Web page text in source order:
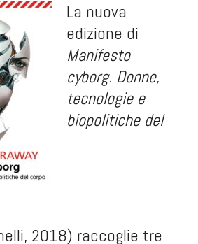
La nuova
edizione di
Manifesto
cyborg. Donne,
tecnologie e
biopolitiche del
2018) raccoglie tre